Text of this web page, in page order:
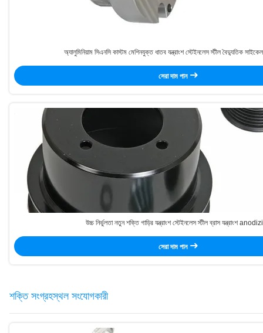
অ্যালুমিনিয়াম সিএনসি কাস্টম মেশিনযুক্ত ধাতব যন্ত্রাংশ স্টেইনলেস স্টীল বৈদ্যুতিক সাইকেল
সেরা দাম পান
উচ্চ নির্ভুলতা নতুন শক্তি গাড়ির যন্ত্রাংশ স্টেইনলেস স্টীল ব্রাস যন্ত্রাংশ
সেরা দাম পান
শক্তি সংগ্রহস্থল সংযোগকারী